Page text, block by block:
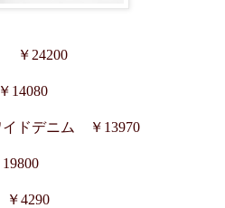
￥24200
14080
イドデニム ￥13970
4290